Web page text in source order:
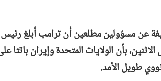
عن مسؤولين مطلعين أن ترامب أبلغ رئيس
بأن الولايات المتحدة وإيران
طويل الأمد.